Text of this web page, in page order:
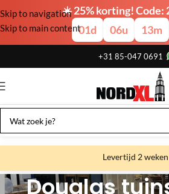
☀️ 25% korting! Code:
01d 06u 13m
Skip to navigation
Skip to main content
+31 85-047 0691
Levertijd 2 weken
Gratis verzending
Douglas